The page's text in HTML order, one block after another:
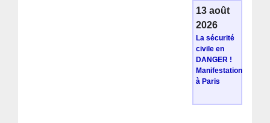
13 août
2026
La sécurité
civile en
DANGER !
Manifestation
à Paris